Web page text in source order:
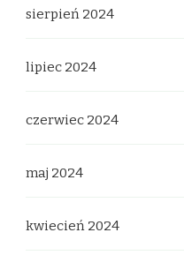
sierpień 2024
lipiec 2024
czerwiec 2024
maj 2024
kwiecień 2024